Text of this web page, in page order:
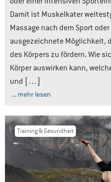
Damit ist Muskelkater
Massage nach dem Sport
ausgezeichnete Möglichkeit,
des Körpers zu fördern. Wie
Körper auswirken kann,
und […]
... mehr lesen
Training & Gesundheit